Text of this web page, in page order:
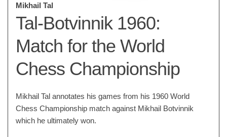
Mikhail Tal
Tal-Botvinnik 1960:
Match for the World
Chess Championship
Mikhail Tal annotates his games from his 1960 World
Chess Championship match against Mikhail Botvinnik
which he ultimately won.